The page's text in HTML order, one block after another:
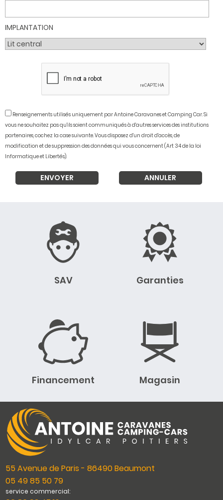
IMPLANTATION
Renseignements utilisés uniquement par Antoine Caravanes et Camping Car. Si
vous ne souhaitez pas qu'ils soient communiqués à d'autres services des institutions
partenaires, cochez la case suivante. Vous disposez d'un droit d'accès, de
modification et de suppression des données qui vous concernent (Art 34 de la loi
Informatique et Libertés).
SAV Garanties
Financement Magasin
55 Avenue de Paris - 86490 Beaumont
05 49 85 50 79
service commercial: